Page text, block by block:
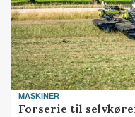
MASKINER
Forserie til